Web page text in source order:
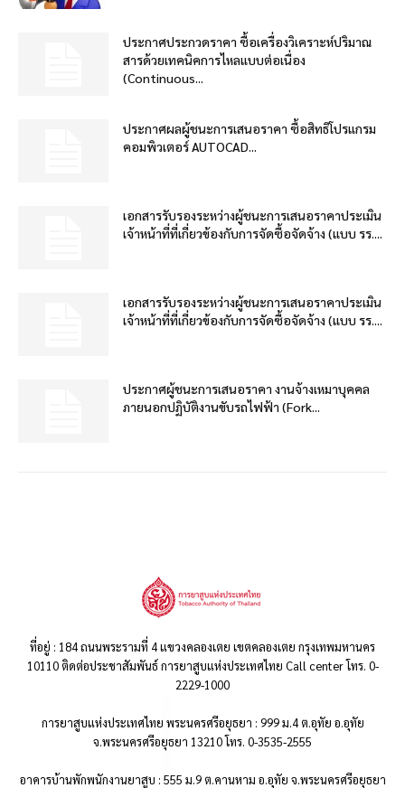
ประกาศประกวดราคา ซื้อเครื่องวิเคราะห์ปริมาณ
สารด้วยเทคนิคการไหลแบบต่อเนื่อง
(Continuous...
ประกาศผลผู้ชนะการเสนอราคา ซื้อสิทธิโปรแกรม
คอมพิวเตอร์ AUTOCAD...
เอกสารรับรองระหว่างผู้ชนะการเสนอราคาประเมิน
เจ้าหน้าที่ที่เกี่ยวข้องกับการจัดซื้อจัดจ้าง (แบบ รร....
เอกสารรับรองระหว่างผู้ชนะการเสนอราคาประเมิน
เจ้าหน้าที่ที่เกี่ยวข้องกับการจัดซื้อจัดจ้าง (แบบ รร....
ประกาศผู้ชนะการเสนอราคา งานจ้างเหมาบุคคล
ภายนอกปฏิบัติงานขับรถไฟฟ้า (Fork...
ที่อยู่ : 184 ถนนพระรามที่ 4 แขวงคลองเตย เขตคลองเตย กรุงเทพมหานคร
10110 ติดต่อประชาสัมพันธ์ การยาสูบแห่งประเทศไทย Call center โทร. 0-
2229-1000
การยาสูบแห่งประเทศไทย พระนครศรีอยุธยา : 999 ม.4 ต.อุทัย อ.อุทัย
จ.พระนครศรีอยุธยา 13210 โทร. 0-3535-2555
อาคารบ้านพักพนักงานยาสูบ : 555 ม.9 ต.คานหาม อ.อุทัย จ.พระนครศรีอยุธยา